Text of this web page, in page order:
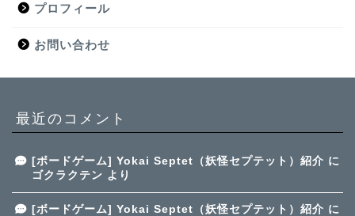
プロフィール
お問い合わせ
最近のコメント
[ボードゲーム] Yokai Septet（妖怪セプテット）紹介 に
ゴクラクテン より
[ボードゲーム] Yokai Septet（妖怪セプテット）紹介 に